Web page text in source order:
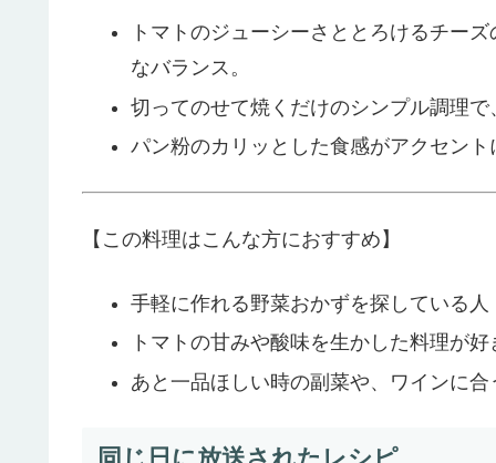
トマトのジューシーさととろけるチー
なバランス。
切ってのせて焼くだけのシンプル調理
パン粉のカリッとした食感がアクセン
【この料理はこんな方におすすめ】
手軽に作れる野菜おかずを探している人
トマトの甘みや酸味を生かした料理が好
あと一品ほしい時の副菜や、ワインに